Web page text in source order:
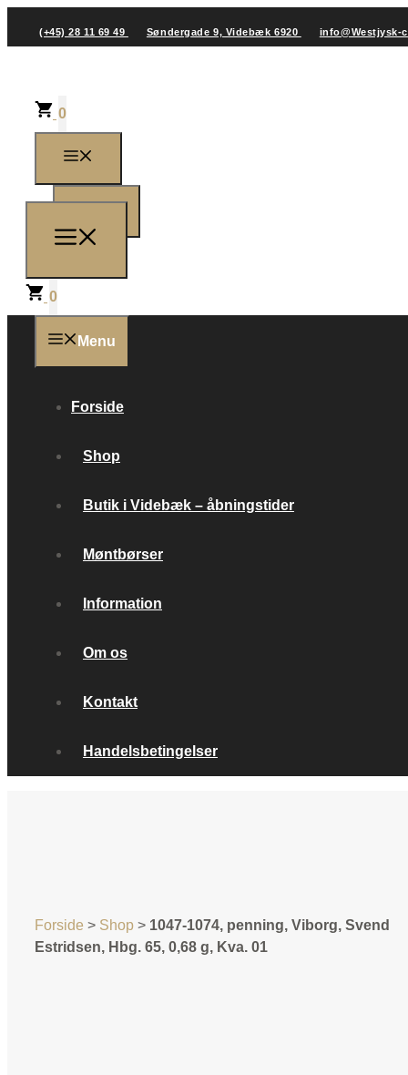
(+45) 28 11 69 49 Søndergade 9, Videbæk 6920 info@Westjysk-
0
0
Menu
Forside
Shop
Butik i Videbæk – åbningstider
Møntbørser
Information
Om os
Kontakt
Handelsbetingelser
Forside > Shop > 1047-1074, penning, Viborg, Svend
Estridsen, Hbg. 65, 0,68 g, Kva. 01